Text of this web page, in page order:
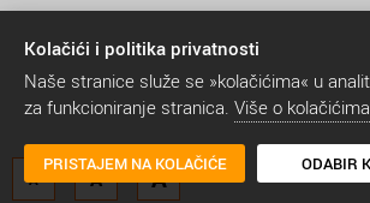
A A A
Kolačići i politika privatnosti
Naše stranice služe se »kolačićima« u
za funkcioniranje stranica. Više o kolačićima
PRISTAJEM NA KOLAČIĆE ODABIR